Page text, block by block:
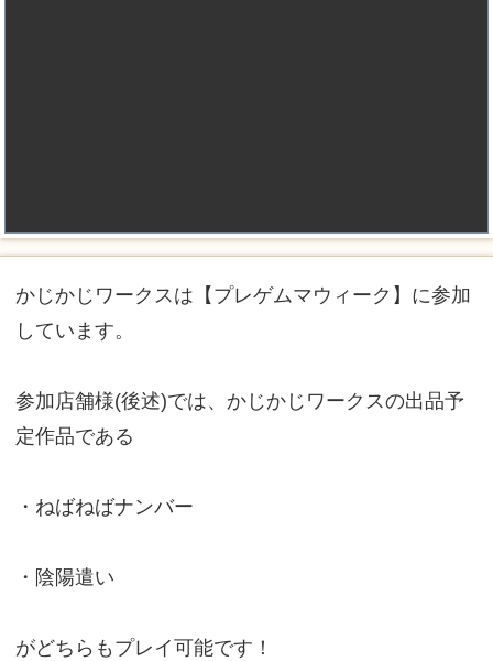
かじかじワークスは【プレゲムマウィーク】に参加
しています。
参加店舗様(後述)では、かじかじワークスの出品予
定作品である
・ねばねばナンバー
・陰陽遣い
がどちらもプレイ可能です！